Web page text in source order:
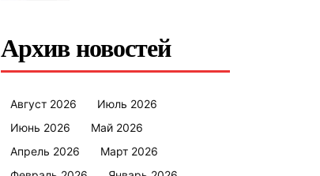
Архив новостей
Август 2026
Июль 2026
Июнь 2026
Май 2026
Апрель 2026
Март 2026